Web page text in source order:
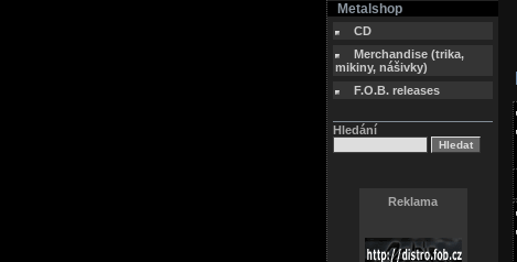
Metalshop
CD
Merchandise (trika,
mikiny, nášivky)
F.O.B. releases
Hledání
Reklama